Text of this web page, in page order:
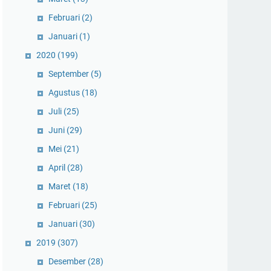
Februari (2)
Januari (1)
2020 (199)
September (5)
Agustus (18)
Juli (25)
Juni (29)
Mei (21)
April (28)
Maret (18)
Februari (25)
Januari (30)
2019 (307)
Desember (28)